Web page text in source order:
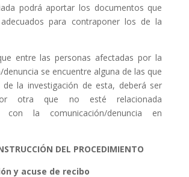
podrá aportar los documentos que
para contraponer los de la
entre las personas afectadas por la
se encuentre alguna de las que
la investigación de esta, deberá ser
otra que no esté relacionada
con la comunicación/denuncia en
DEL PROCEDIMIENTO
y acuse de recibo